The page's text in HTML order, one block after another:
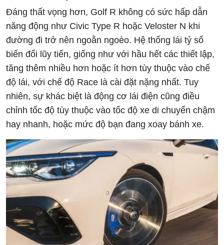
Đáng thất vọng hơn, Golf R không có sức hấp dẫn
năng động như Civic Type R hoặc Veloster N khi
đường đi trở nên ngoằn ngoèo. Hệ thống lái tỷ số
biến đổi lũy tiến, giống như với hầu hết các thiết lập,
tăng thêm nhiều hơn hoặc ít hơn tùy thuộc vào chế
độ lái, với chế độ Race là cài đặt nặng nhất. Tuy
nhiên, sự khác biệt là động cơ lái điện cũng điều
chỉnh tốc độ tùy thuộc vào tốc độ xe di chuyển chậm
hay nhanh, hoặc mức độ bạn đang xoay bánh xe.